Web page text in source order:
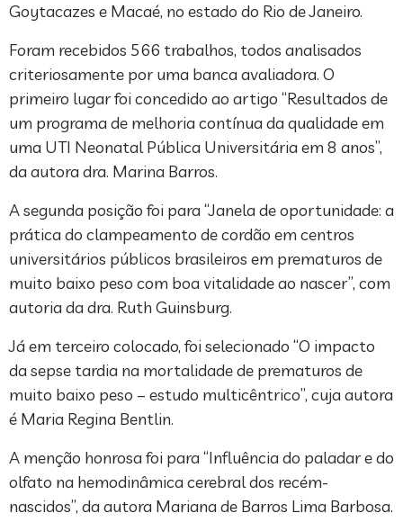
Goytacazes e Macaé, no estado do Rio de Janeiro.
Foram recebidos 566 trabalhos, todos analisados
criteriosamente por uma banca avaliadora. O
primeiro lugar foi concedido ao artigo “Resultados de
um programa de melhoria contínua da qualidade em
uma UTI Neonatal Pública Universitária em 8 anos”,
da autora dra. Marina Barros.
A segunda posição foi para “Janela de oportunidade: a
prática do clampeamento de cordão em centros
universitários públicos brasileiros em prematuros de
muito baixo peso com boa vitalidade ao nascer”, com
autoria da dra. Ruth Guinsburg.
Já em terceiro colocado, foi selecionado “O impacto
da sepse tardia na mortalidade de prematuros de
muito baixo peso – estudo multicêntrico”, cuja autora
é Maria Regina Bentlin.
A menção honrosa foi para “Influência do paladar e do
olfato na hemodinâmica cerebral dos recém-
nascidos”, da autora Mariana de Barros Lima Barbosa.